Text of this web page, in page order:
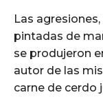
Las
pintadas de
se produjeron
autor de las
carne de cerdo